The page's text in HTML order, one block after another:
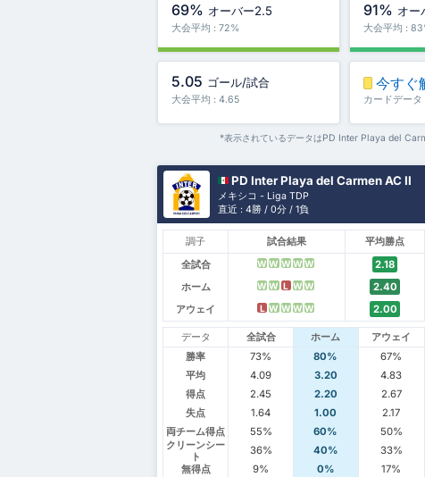
69% オーバー2.5
大会平均 : 72%
91% オー
大会平均 :
5.05 ゴール/試合
大会平均 : 4.65
今すぐ
カードデータ
*表示されているデータはPD Inter Playa del
PD Inter Playa del Carmen AC II
メキシコ - Liga TDP
直近 : 4勝 / 0分 / 1負
調子 試合結果
平均勝点
全試合
W W W W W
2.18
ホーム
W W L W W
2.40
アウェイ
L W W W W 2.00
データ 全試合 ホーム
アウェイ
勝率
73% 80%
67%
平均
4.09 3.20
4.83
得点
2.45 2.20
2.67
失点
1.64 1.00
2.17
両チーム得点
55% 60%
50%
クリーンシー
ト
36% 40%
33%
無得点
9% 0%
17%